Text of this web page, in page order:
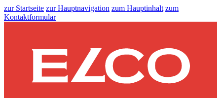
zur Startseite zur Hauptnavigation zum Hauptinhalt zum
Kontaktformular